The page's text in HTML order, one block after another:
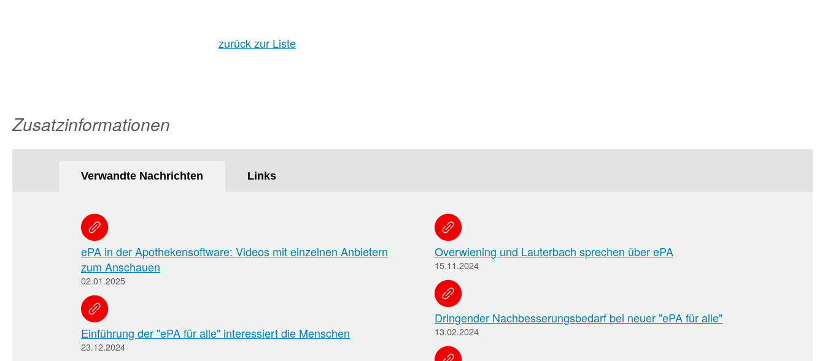
zurück zur Liste
Zusatzinformationen
Verwandte Nachrichten Links
ePA in der Apothekensoftware: Videos mit einzelnen Anbietern
zum Anschauen
02.01.2025
Einführung der "ePA für alle" interessiert die Menschen
23.12.2024
Overwiening und Lauterbach sprechen über ePA
15.11.2024
Dringender Nachbesserungsbedarf bei neuer "ePA für alle"
13.02.2024
Leitlinien
Leitlinien
und
Arbeitshilfen
der
Bundesapothekerkammer
Berichtsbogen-
Formulare der
Arzneimittelkommission
Meldung
von
unerwünschten
Arzneimittelwirkungen
und
Qualitätsmängeln